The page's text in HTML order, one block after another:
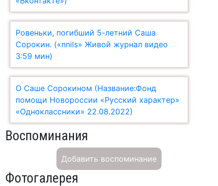
Ровеньки, погибший 5-летний Саша
Сорокин. («nnils» Живой журнал видео
3:59 мин)
О Саше Сорокином (Название:Фонд
помощи Новороссии «Русский характер»
«Одноклассники» 22.08.2022)
Воспоминания
Добавить воспоминание
Фотогалерея